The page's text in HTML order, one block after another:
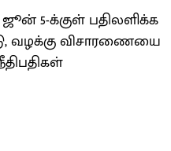
5-க்குள் பதிலளிக்க
வழக்கு விசாரணையை